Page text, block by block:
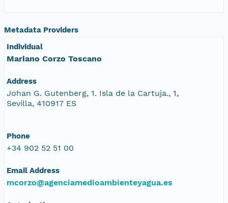
Metadata Providers
Individual
Mariano Corzo Toscano
Address
Johan G. Gutenberg, 1. Isla de la Cartuja., 1,
Sevilla, 410917 ES
Phone
+34 902 52 51 00
Email Address
mcorzo@agenciamedioambienteyagua.es